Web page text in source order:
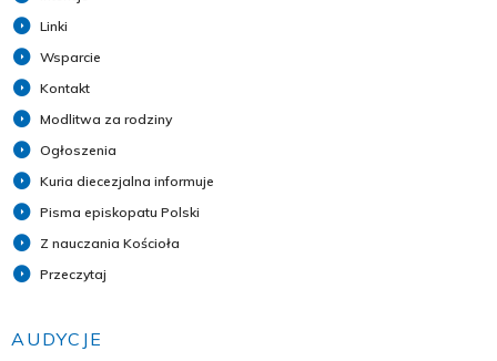
Linki
Wsparcie
Kontakt
Modlitwa za rodziny
Ogłoszenia
Kuria diecezjalna informuje
Pisma episkopatu Polski
Z nauczania Kościoła
Przeczytaj
AUDYCJE